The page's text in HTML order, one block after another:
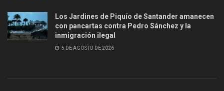
Los Jardines de Piquío de Santander amanecen
con pancartas contra Pedro Sánchez y la
inmigración ilegal
5 DE AGOSTO DE 2026